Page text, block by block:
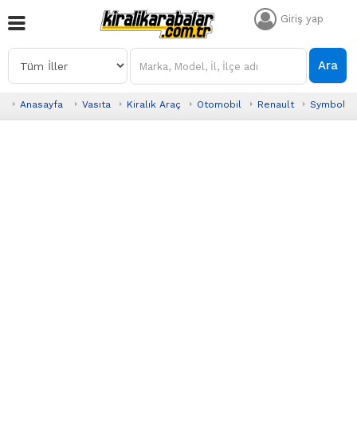
Giriş yap
Ara
Anasayfa Vasıta Kiralık Araç Otomobil Renault Symbol